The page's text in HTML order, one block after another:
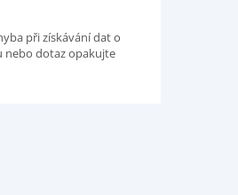
při získávání dat o
nebo dotaz opakujte